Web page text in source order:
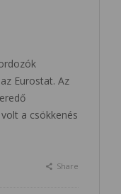
Eurostat. Az
a csökkenés
Share